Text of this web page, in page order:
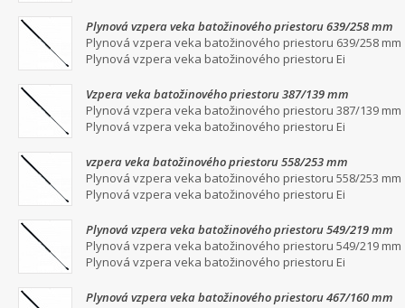
Plynová vzpera veka batožinového priestoru 639/258 mm
Plynová vzpera veka batožinového priestoru 639/258 mm
Plynová vzpera veka batožinového priestoru Ei
Vzpera veka batožinového priestoru 387/139 mm
Plynová vzpera veka batožinového priestoru 387/139 mm
Plynová vzpera veka batožinového priestoru Ei
vzpera veka batožinového priestoru 558/253 mm
Plynová vzpera veka batožinového priestoru 558/253 mm
Plynová vzpera veka batožinového priestoru Ei
Plynová vzpera veka batožinového priestoru 549/219 mm
Plynová vzpera veka batožinového priestoru 549/219 mm
Plynová vzpera veka batožinového priestoru Ei
Plynová vzpera veka batožinového priestoru 467/160 mm